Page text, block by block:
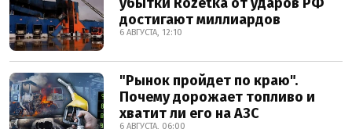
достигают миллиардов
6 АВГУСТА, 12:10
"Рынок пройдет по краю".
Почему дорожает топливо и
хватит ли его на АЗС
6 АВГУСТА, 06:00